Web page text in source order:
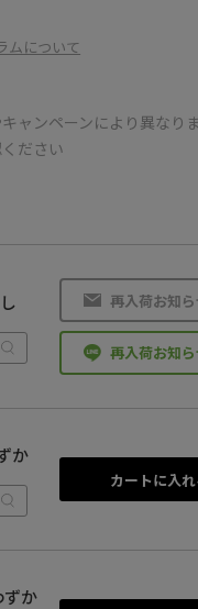
ムについて
ャンペーンにより異なり
ださい
再入荷お知
再入荷お知
か
カートに入
ずか